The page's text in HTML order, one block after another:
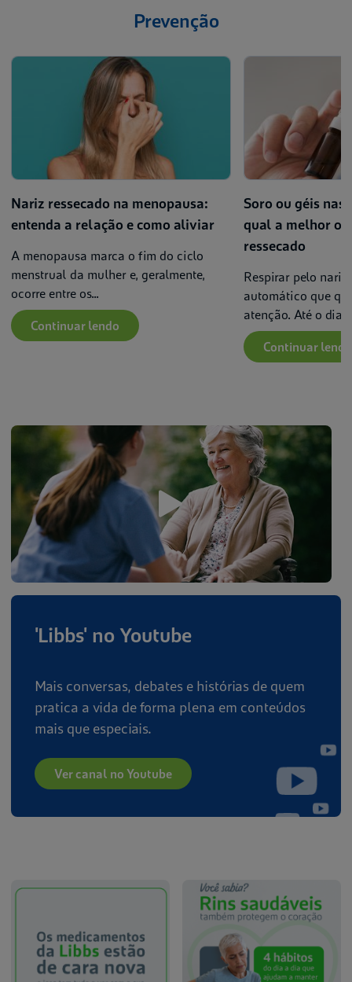
Prevenção
Nariz ressecado na menopausa:
entenda a relação e como aliviar
A menopausa marca o fim do ciclo
menstrual da mulher e, geralmente,
ocorre entre os...
Continuar lendo
Soro ou géis
qual a melhor
ressecado
Respirar pelo
automático que
atenção. Até o dia...
Continuar lendo
'Libbs' no Youtube
Mais conversas, debates e histórias de quem
pratica a vida de forma plena em conteúdos
mais que especiais.
Ver canal no Youtube